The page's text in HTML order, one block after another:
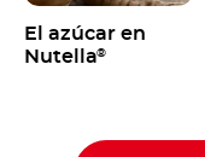
El azúcar en
Nutella®